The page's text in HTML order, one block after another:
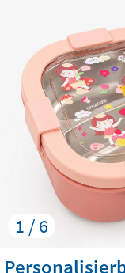
1 / 6